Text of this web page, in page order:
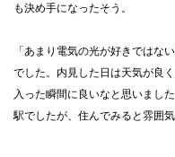
も決め手になったそう。
「あまり電気の光が好きではな
でした。内見した日は天気が良
入った瞬間に良いなと思いまし
駅でしたが、住んでみると雰囲